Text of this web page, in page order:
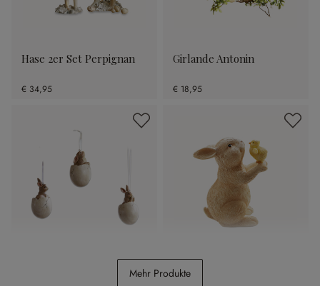
Hase 2er Set Perpignan
€ 34,95
Girlande Antonin
€ 18,95
Anhänger 3er Set Marlin Deko-Hase Raniah
Mehr Produkte